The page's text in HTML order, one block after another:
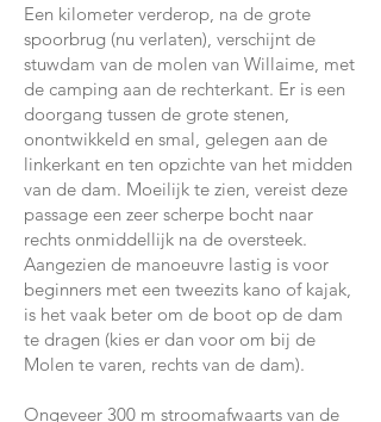
Een kilometer verderop, na de grote
spoorbrug (nu verlaten), verschijnt de
stuwdam van de molen van Willaime, met
de camping aan de rechterkant. Er is een
doorgang tussen de grote stenen,
onontwikkeld en smal, gelegen aan de
linkerkant en ten opzichte van het midden
van de dam. Moeilijk te zien, vereist deze
passage een zeer scherpe bocht naar
rechts onmiddellijk na de oversteek.
Aangezien de manoeuvre lastig is voor
beginners met een tweezits kano of kajak,
is het vaak beter om de boot op de dam
te dragen (kies er dan voor om bij de
Molen te varen, rechts van de dam).
Ongeveer 300 m stroomafwaarts van de